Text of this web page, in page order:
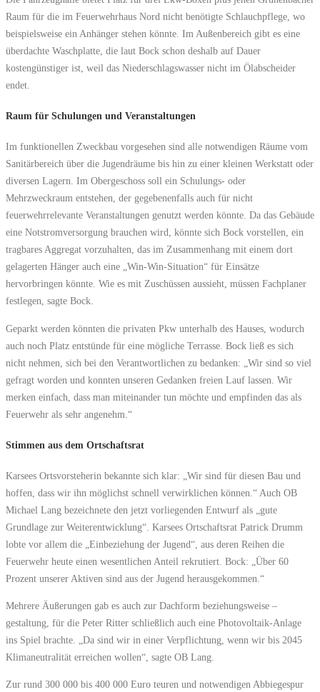
Raum für die im Feuerwehrhaus Nord nicht benötigte Schlauchpflege, wo
beispielsweise ein Anhänger stehen könnte. Im Außenbereich gibt es eine
überdachte Waschplatte, die laut Bock schon deshalb auf Dauer
kostengünstiger ist, weil das Niederschlagswasser nicht im Ölabscheider
endet.
Raum für Schulungen und Veranstaltungen
Im funktionellen Zweckbau vorgesehen sind alle notwendigen Räume vom
Sanitärbereich über die Jugendräume bis hin zu einer kleinen Werkstatt oder
diversen Lagern. Im Obergeschoss soll ein Schulungs- oder
Mehrzweckraum entstehen, der gegebenenfalls auch für nicht
feuerwehrrelevante Veranstaltungen genutzt werden könnte. Da das Gebäude
eine Notstromversorgung brauchen wird, könnte sich Bock vorstellen, ein
tragbares Aggregat vorzuhalten, das im Zusammenhang mit einem dort
gelagerten Hänger auch eine „Win-Win-Situation“ für Einsätze
hervorbringen könnte. Wie es mit Zuschüssen aussieht, müssen Fachplaner
festlegen, sagte Bock.
Geparkt werden könnten die privaten Pkw unterhalb des Hauses, wodurch
auch noch Platz entstünde für eine mögliche Terrasse. Bock ließ es sich
nicht nehmen, sich bei den Verantwortlichen zu bedanken: „Wir sind so viel
gefragt worden und konnten unseren Gedanken freien Lauf lassen. Wir
merken einfach, dass man miteinander tun möchte und empfinden das als
Feuerwehr als sehr angenehm.“
Stimmen aus dem Ortschaftsrat
Karsees Ortsvorsteherin bekannte sich klar: „Wir sind für diesen Bau und
hoffen, dass wir ihn möglichst schnell verwirklichen können.“ Auch OB
Michael Lang bezeichnete den jetzt vorliegenden Entwurf als „gute
Grundlage zur Weiterentwicklung“. Karsees Ortschaftsrat Patrick Drumm
lobte vor allem die „Einbeziehung der Jugend“, aus deren Reihen die
Feuerwehr heute einen wesentlichen Anteil rekrutiert. Bock: „Über 60
Prozent unserer Aktiven sind aus der Jugend herausgekommen.“
Mehrere Äußerungen gab es auch zur Dachform beziehungsweise –
gestaltung, für die Peter Ritter schließlich auch eine Photovoltaik-Anlage
ins Spiel brachte. „Da sind wir in einer Verpflichtung, wenn wir bis 2045
Klimaneutralität erreichen wollen“, sagte OB Lang.
Zur rund 300 000 bis 400 000 Euro teuren und notwendigen Abbiegespur